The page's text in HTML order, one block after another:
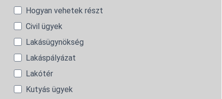
Hogyan vehetek részt
Civil ügyek
Lakásügynökség
Lakáspályázat
Lakótér
Kutyás ügyek